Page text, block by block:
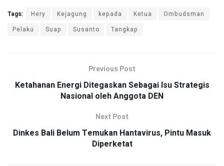
Tags: Hery Kejagung kepada Ketua
Ombudsman
Pelaku
Suap Susanto Tangkap
Previous Post
Ketahanan Energi Ditegaskan Sebagai Isu Strategis
Nasional oleh Anggota DEN
Next Post
Dinkes Bali Belum Temukan Hantavirus, Pintu Masuk
Diperketat